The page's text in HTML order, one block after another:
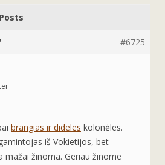
Posts
#6725
brangias ir dideles kolonėles.
iš Vokietijos, bet
mažai žinoma. Geriau žinome